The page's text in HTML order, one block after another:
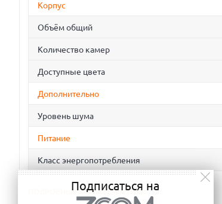
Корпус
Объём общий
Количество камер
Доступные цвета
Дополнительно
Уровень шума
Питание
Класс энергопотребления
ПОДРОБНЫЕ ХАРАКТЕРИСТИКИ
Подписаться на